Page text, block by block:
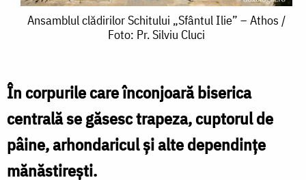
Ansamblul
„Sfântul
Ilie”
–
Athos
Ansamblul clădirilor Schitului „Sfântul Ilie” – Athos /
Foto: Pr. Silviu Cluci
În corpurile care înconjoară biserica
centrală se găsesc trapeza, cuptorul de
pâine, arhondaricul şi alte dependinţe
mănăstirești.